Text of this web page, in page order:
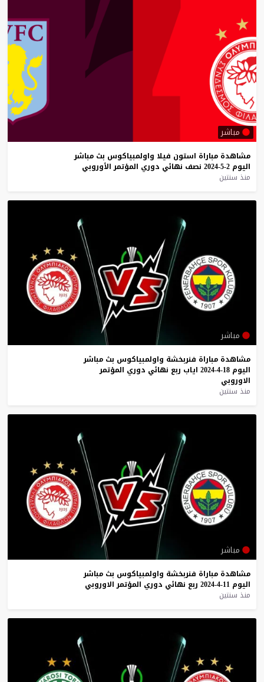
مباشر
مشاهدة مباراة استون فيلا واولمبياكوس بث مباشر
اليوم 2-5-2024 نصف نهائي دوري المؤتمر الأوروبي
منذ سنتين
مباشر
مشاهدة مباراة فنربخشة واولمبياكوس بث مباشر
اليوم 18-4-2024 اياب ربع نهائي دوري المؤتمر
الاوروبي
منذ سنتين
مباشر
مشاهدة مباراة فنربخشة واولمبياكوس بث مباشر
اليوم 11-4-2024 ربع نهائي دوري المؤتمر الاوروبي
منذ سنتين